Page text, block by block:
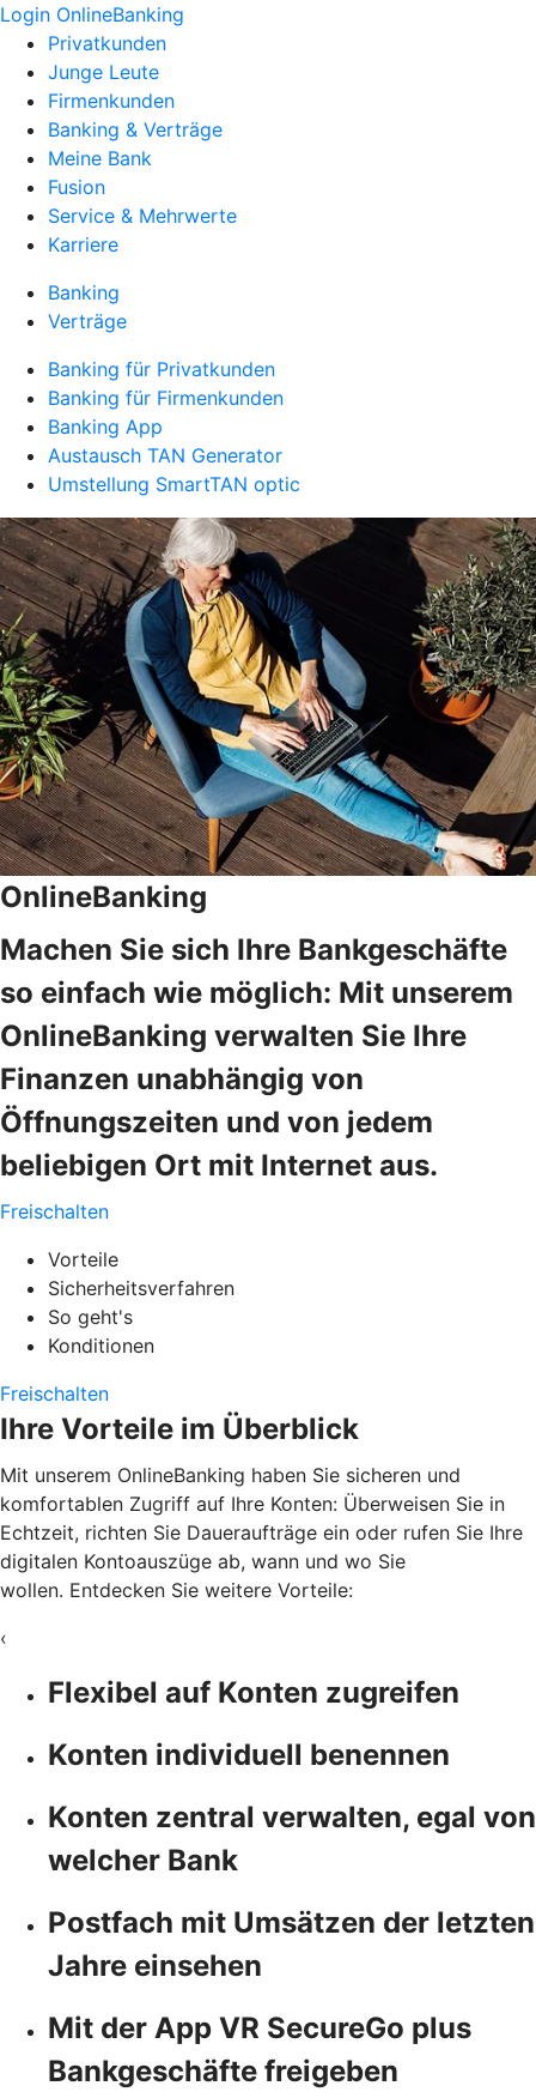
Login OnlineBanking
Privatkunden
Junge Leute
Firmenkunden
Banking & Verträge
Meine Bank
Fusion
Service & Mehrwerte
Karriere
Banking
Verträge
Banking für Privatkunden
Banking für Firmenkunden
Banking App
Austausch TAN Generator
Umstellung SmartTAN optic
OnlineBanking
Machen Sie sich Ihre Bankgeschäfte
so einfach wie möglich: Mit unserem
OnlineBanking verwalten Sie Ihre
Finanzen unabhängig von
Öffnungszeiten und von jedem
beliebigen Ort mit Internet aus.
Freischalten
Vorteile
Sicherheitsverfahren
So geht's
Konditionen
Freischalten
Ihre Vorteile im Überblick
Mit unserem OnlineBanking haben Sie sicheren und
komfortablen Zugriff auf Ihre Konten: Überweisen Sie in
Echtzeit, richten Sie Daueraufträge ein oder rufen Sie Ihre
digitalen Kontoauszüge ab, wann und wo Sie
wollen. Entdecken Sie weitere Vorteile:
‹
Flexibel auf Konten zugreifen
Konten individuell benennen
Konten zentral verwalten, egal von
welcher Bank
Postfach mit Umsätzen der letzten
Jahre einsehen
Mit der App VR SecureGo plus
Bankgeschäfte freigeben